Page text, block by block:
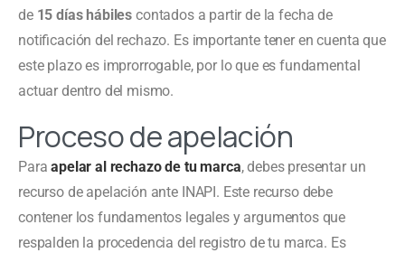
de 15 días hábiles contados a partir de la fecha de
notificación del rechazo. Es importante tener en cuenta que
este plazo es improrrogable, por lo que es fundamental
actuar dentro del mismo.
Proceso de apelación
Paraapelar al rechazo de tu marca, debes presentar un
recurso de apelación ante INAPI. Este recurso debe
contener los fundamentos legales y argumentos que
respalden la procedencia del registro de tu marca. Es